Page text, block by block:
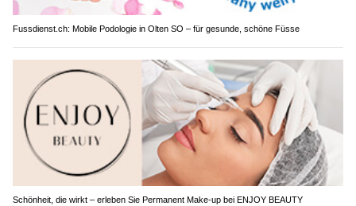
Fussdienst.ch: Mobile Podologie in Olten SO – für gesunde, schöne Füsse
Schönheit, die wirkt – erleben Sie Permanent Make-up bei ENJOY BEAUTY